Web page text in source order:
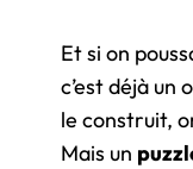
Et si on
c’est déjà un
le construit,
Mais un